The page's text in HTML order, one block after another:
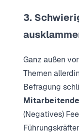
3.
Ganz außen
Themen
Befragung
(Negatives)